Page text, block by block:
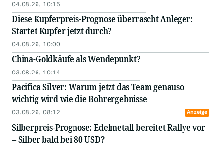
04.08.26, 10:15
Diese Kupferpreis-Prognose überrascht Anleger:
Startet Kupfer jetzt durch?
04.08.26, 10:00
China-Goldkäufe als Wendepunkt?
03.08.26, 10:14
Pacifica Silver: Warum jetzt das Team genauso
wichtig wird wie die Bohrergebnisse
03.08.26, 08:12 Anzeige
Silberpreis-Prognose: Edelmetall bereitet Rallye vor
– Silber bald bei 80 USD?